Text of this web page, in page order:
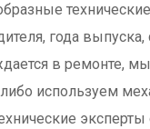
технические
года выпуска,
в ремонте,
используем